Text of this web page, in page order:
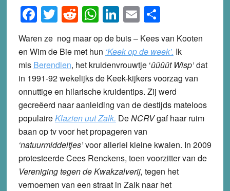
Facebook
Twitter
Reddit
WhatsApp
LinkedIn
EmailShare
Waren ze nog maar op de buis – Kees van Kooten
en Wim de Bie met hun ‘Keek op de week’. Ik
mis Berendien, het kruidenvrouwtje ‘ûûûût Wisp’dat
in 1991-92 wekelijks de Keek-kijkers voorzag van
onnuttige en hilarische kruidentips. Zij werd
gecreëerd naar aanleiding van de destijds mateloos
populaireKlazien uut Zalk. DeNCRVgaf haar ruim
baan op tv voor het propageren van
‘natuurmiddeltjes’voor allerlei kleine kwalen. In 2009
protesteerde Cees Renckens, toen voorzitter van de
Vereniging tegen de Kwakzalverij, tegen het
vernoemen van een straat in Zalk naar het